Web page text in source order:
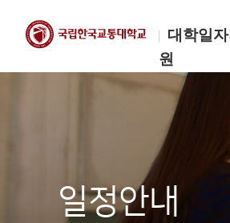
대학일
원
한국교통대학교
대학일자리개발원
일정안내